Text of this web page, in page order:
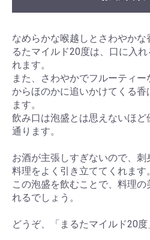
なめらかな喉越しとさわやかな
るたマイルド20度は、口に入
れます。
また、さわやかでフルーティ
からほのかに追いかけてくる
ます。
飲み口は泡盛とは思えないほ
通ります。
お酒が主張しすぎないので、
料理をよく引き立ててくれます。
この泡盛を飲むことで、料理
れるでしょう。
どうぞ、「まるたマイルド20度